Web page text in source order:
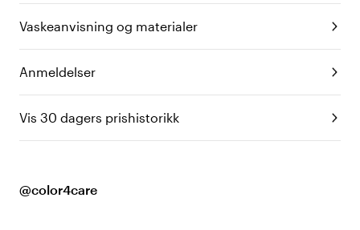
Vaskeanvisning og materialer
Anmeldelser
Vis 30 dagers prishistorikk
@color4care